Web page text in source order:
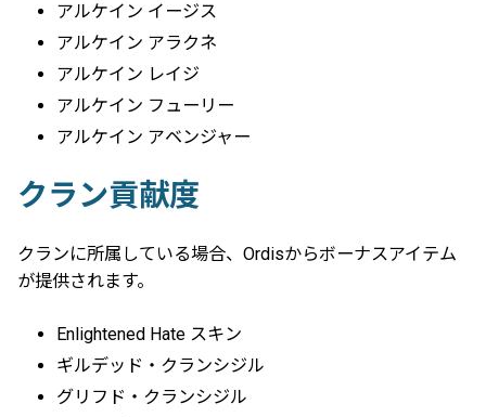
アルケイン イージス
アルケイン アラクネ
アルケイン レイジ
アルケイン フューリー
アルケイン アベンジャー
クラン貢献度
クランに所属している場合、Ordisからボーナスアイテム
が提供されます。
Enlightened Hate スキン
ギルデッド・クランシジル
グリフド・クランシジル